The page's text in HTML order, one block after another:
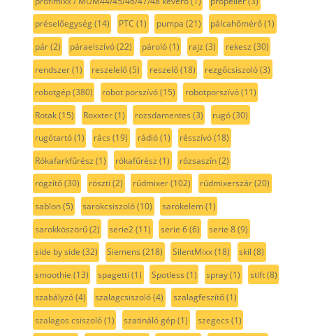
préselőegység(14) PTC (1) pumpa (21) pálcahőmérő(1)
pár(2) páraelszívó(22) pároló(1) rajz (3) rekesz (30)
rendszer(1) reszelelő(5) reszelő(18) rezgőcsiszoló(3)
robotgép(380) robot porszívó(15) robotporszívó(11)
Rotak(15) Roxxter(1) rozsdamentes (3) rugó(30)
rugótartó(1) rács (19) rádió(1) résszívó(18)
Rókafarkfűrész (1) rókafűrész (1) rózsaszín(2)
rögzítő(30) röszti (2) rúdmixer(102) rúdmixerszár(20)
sablon(5) sarokcsiszoló(10) sarokelem(1)
sarokköszörű(2) serie2(11) serie 6(6) serie 8(9)
side by side (32) Siemens (218) SilentMixx(18) skil (8)
smoothie (13) spagetti (1) Spotless (1) spray(1) stift(8)
szabályzó(4) szalagcsiszoló(4) szalagfeszítő(1)
szalagos csiszoló(1) szatináló gép(1) szegecs (1)